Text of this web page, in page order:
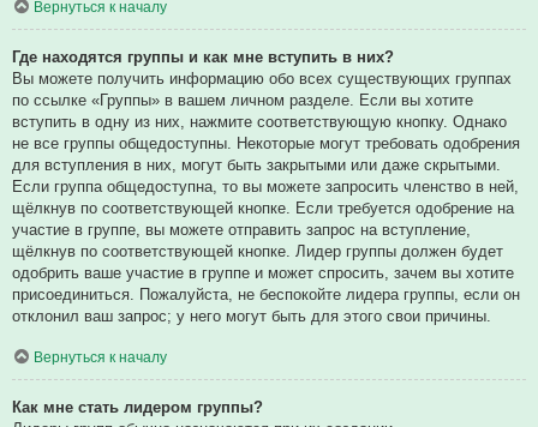
Вернуться к началу
Где находятся группы и как мне вступить в них?
Вы можете получить информацию обо всех существующих группах
по ссылке «Группы» в вашем личном разделе. Если вы хотите
вступить в одну из них, нажмите соответствующую кнопку. Однако
не все группы общедоступны. Некоторые могут требовать одобрения
для вступления в них, могут быть закрытыми или даже скрытыми.
Если группа общедоступна, то вы можете запросить членство в ней,
щёлкнув по соответствующей кнопке. Если требуется одобрение на
участие в группе, вы можете отправить запрос на вступление,
щёлкнув по соответствующей кнопке. Лидер группы должен будет
одобрить ваше участие в группе и может спросить, зачем вы хотите
присоединиться. Пожалуйста, не беспокойте лидера группы, если он
отклонил ваш запрос; у него могут быть для этого свои причины.
Вернуться к началу
Как мне стать лидером группы?